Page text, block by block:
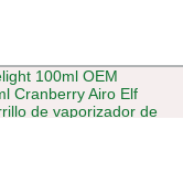
Systemvape Pen E
10000 Puff
de inicio VAPE para